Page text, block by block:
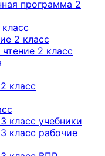
программа 2
2 класс
2 класс
класс
класс учебники
класс рабочие